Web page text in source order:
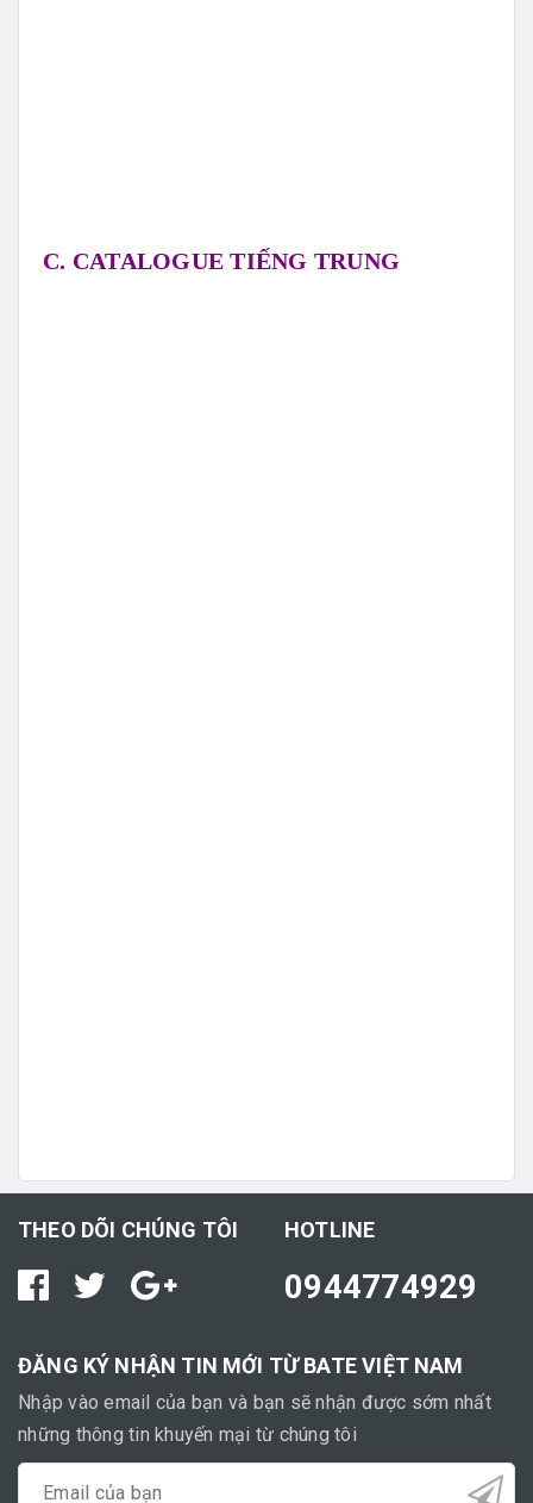
C. CATALOGUE TIẾNG TRUNG
THEO DÕI CHÚNG TÔI HOTLINE
0944774929
ĐĂNG KÝ NHẬN TIN MỚI TỪ BATE VIỆT NAM
Nhập vào email của bạn và bạn sẽ nhận được sớm nhất
những thông tin khuyến mại từ chúng tôi